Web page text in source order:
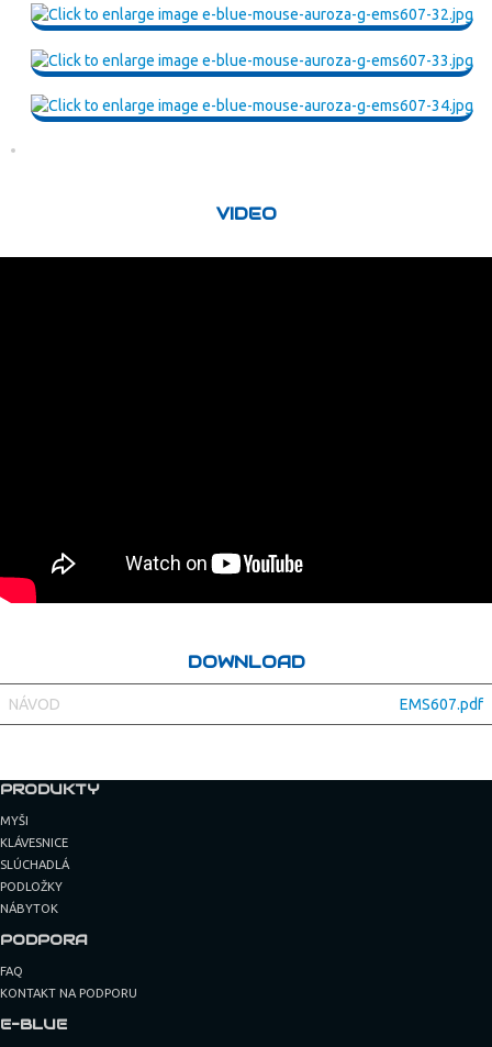
VIDEO
DOWNLOAD
NÁVOD EMS607.pdf
PRODUKTY
MYŠI
KLÁVESNICE
SLÚCHADLÁ
PODLOŽKY
NÁBYTOK
PODPORA
FAQ
KONTAKT NA PODPORU
E-BLUE